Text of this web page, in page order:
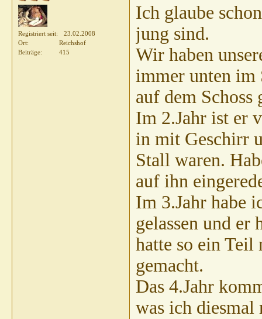
AW: Knallerei 05.12.2011,
18:14
05.12.2011,18:12
Villea AW: Knallerei 05.12.2011,17:15
Registriert seit
23.02.2008
Ort
Reichshof
Beiträge
415
Ich glaube
jung sind.
Wir haben
immer unten im
auf dem
Im 2.Jahr ist er
in mit Geschirr
Stall waren.
auf ihn
Im 3.Jahr habe
gelassen und
hatte so ein Teil
gemacht.
Das 4.Jahr
was ich diesmal